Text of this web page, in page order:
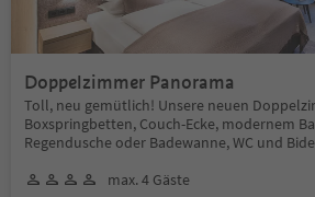
Doppelzimmer Panorama
Toll, neu gemütlich! Unsere neuen
Boxspringbetten, Couch-Ecke, modernem
Regendusche oder Badewanne, WC und
max. 4 Gäste